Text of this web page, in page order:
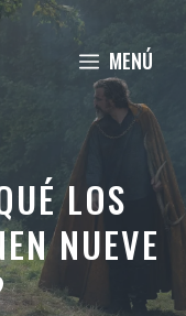
MENÚ
LOS
NUEVE